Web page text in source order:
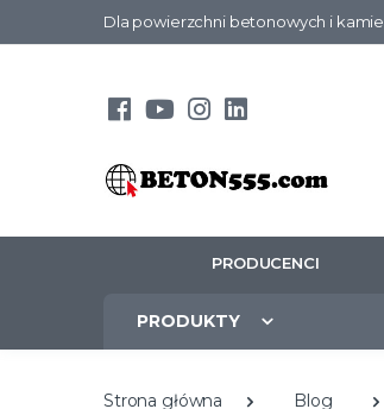
Dla powierzchni betonowych i
PRODUCENCI
PRODUKTY
Strona główna Blog